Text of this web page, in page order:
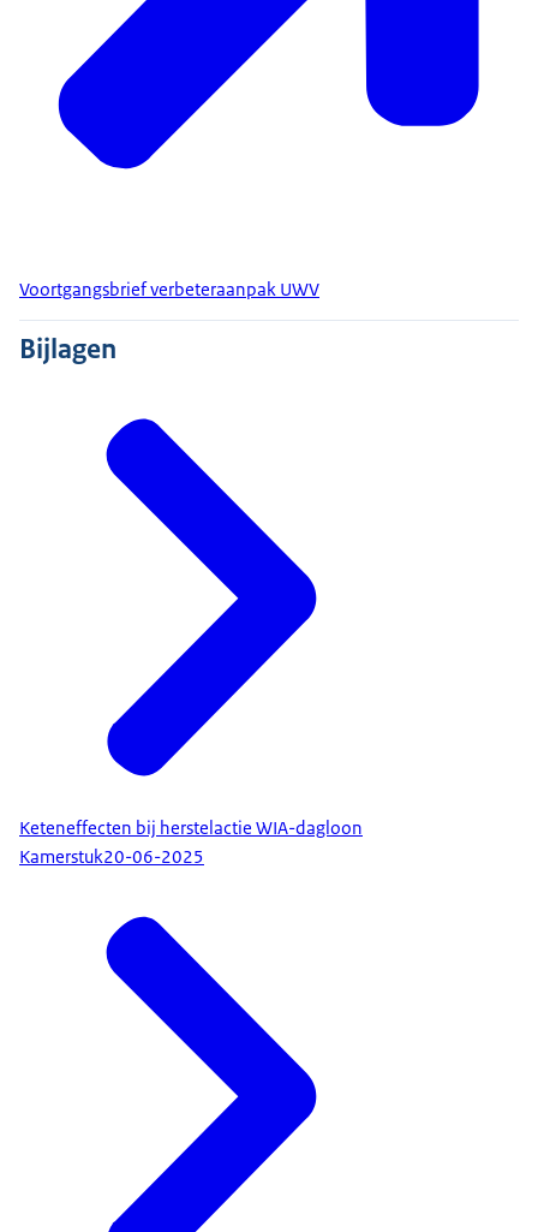
Voortgangsbrief verbeteraanpak UWV
Bijlagen
Keteneffecten bij herstelactie WIA-dagloon
Kamerstuk20-06-2025